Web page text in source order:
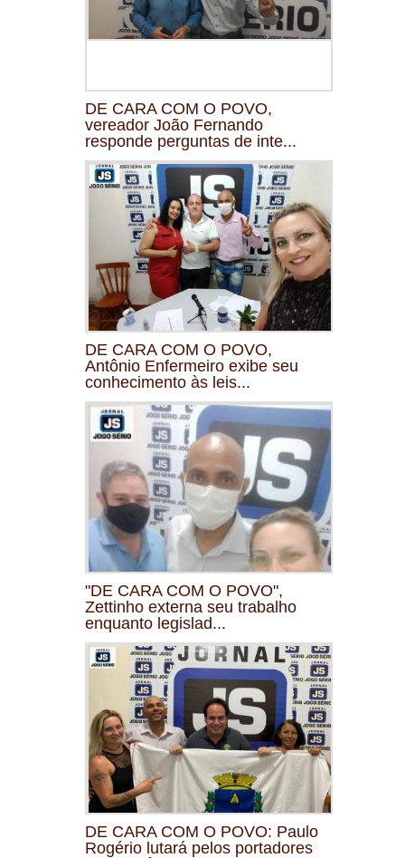
DE CARA COM O POVO,
vereador João Fernando
responde perguntas de inte...
DE CARA COM O POVO,
Antônio Enfermeiro exibe seu
conhecimento às leis...
"DE CARA COM O POVO",
Zettinho externa seu trabalho
enquanto legislad...
DE CARA COM O POVO: Paulo
Rogério lutará pelos portadores